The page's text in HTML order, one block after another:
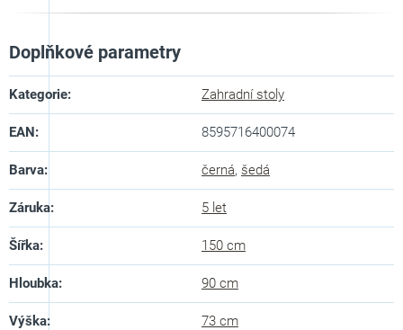
Doplňkové parametry
Kategorie: Zahradní stoly
EAN: 8595716400074
Barva: černá, šedá
Záruka: 5 let
Šířka: 150 cm
Hloubka: 90 cm
Výška: 73 cm